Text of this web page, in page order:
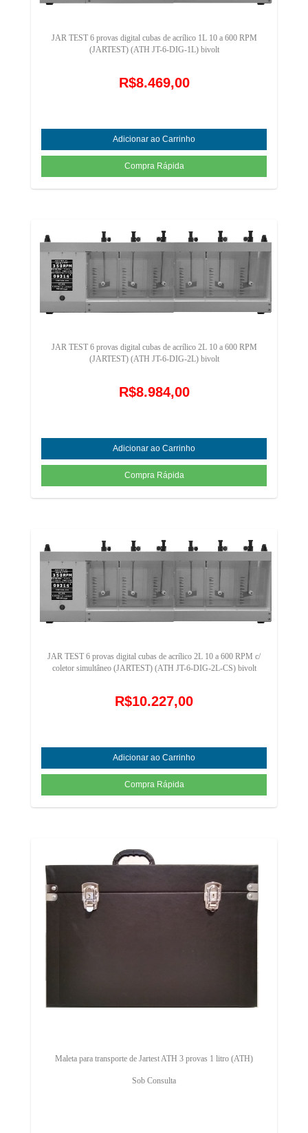
JAR TEST 6 provas digital cubas de acrílico 1L 10 a 600 RPM
(JARTEST) (ATH JT-6-DIG-1L) bivolt
R$8.469,00
JAR TEST 6 provas digital cubas de acrílico 2L 10 a 600 RPM
(JARTEST) (ATH JT-6-DIG-2L) bivolt
R$8.984,00
JAR TEST 6 provas digital cubas de acrílico 2L 10 a 600 RPM c/
coletor simultâneo (JARTEST) (ATH JT-6-DIG-2L-CS) bivolt
R$10.227,00
Maleta para transporte de Jartest ATH 3 provas 1 litro (ATH)
Sob Consulta